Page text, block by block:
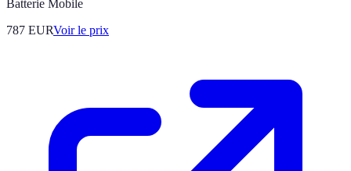
Batterie Mobile
787 EURVoir le prix